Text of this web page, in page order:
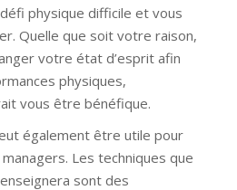
physique difficile et vous
Quelle que soit votre raison,
votre état d’esprit afin
physiques,
vous être bénéfique.
également être utile pour
Les techniques que
sont des